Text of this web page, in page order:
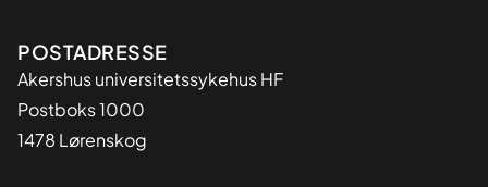
Adresse
POSTADRESSE
Akershus universitetssykehus HF
Postboks 1000
1478 Lørenskog